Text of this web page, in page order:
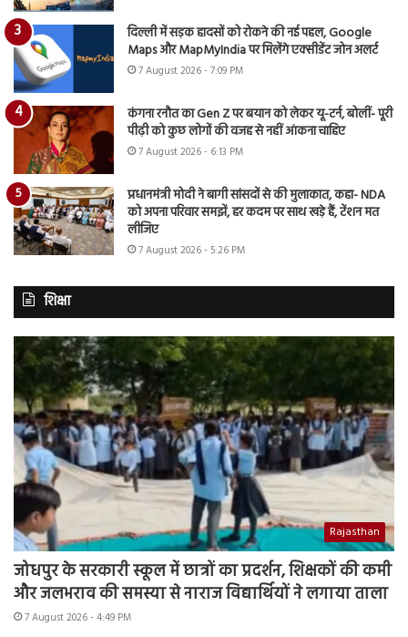
दिल्ली में सड़क हादसों को रोकने की नई पहल, Google
Maps और MapMyIndia पर मिलेंगे एक्सीडेंट जोन अलर्ट
7 August 2026 - 7:09 PM
कंगना रनौत का Gen Z पर बयान को लेकर यू-टर्न, बोलीं- पूरी
पीढ़ी को कुछ लोगों की वजह से नहीं आंकना चाहिए
7 August 2026 - 6:13 PM
प्रधानमंत्री मोदी ने बागी सांसदों से की मुलाकात, कहा- NDA
को अपना परिवार समझें, हर कदम पर साथ खड़े हैं, टेंशन मत
लीजिए
7 August 2026 - 5:26 PM
शिक्षा
Rajasthan
जोधपुर के सरकारी स्कूल में छात्रों का प्रदर्शन, शिक्षकों की कमी
और जलभराव की समस्या से नाराज विद्यार्थियों ने लगाया ताला
7 August 2026 - 4:49 PM